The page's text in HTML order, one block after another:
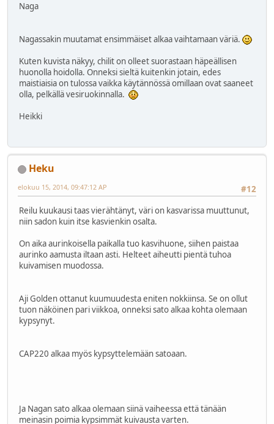
Naga
Nagassakin muutamat ensimmäiset alkaa vaihtamaan väriä.
Kuten kuvista näkyy, chilit on olleet suorastaan häpeällisen
huonolla hoidolla. Onneksi sieltä kuitenkin jotain, edes
maistiaisia on tulossa vaikka käytännössä omillaan ovat saaneet
olla, pelkällä vesiruokinnalla.
Heikki
Heku
#12
elokuu 15, 2014, 09:47:12 AP
Reilu kuukausi taas vierähtänyt, väri on kasvarissa muuttunut,
niin sadon kuin itse kasvienkin osalta.
On aika aurinkoisella paikalla tuo kasvihuone, siihen paistaa
aurinko aamusta iltaan asti. Helteet aiheutti pientä tuhoa
kuivamisen muodossa.
Aji Golden ottanut kuumuudesta eniten nokkiinsa. Se on ollut
tuon näköinen pari viikkoa, onneksi sato alkaa kohta olemaan
kypsynyt.
CAP220 alkaa myös kypsyttelemään satoaan.
Ja Nagan sato alkaa olemaan siinä vaiheessa että tänään
meinasin poimia kypsimmät kuivausta varten.